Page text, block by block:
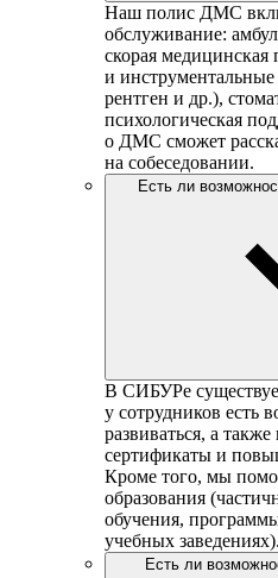
Наш полис ДМС
обслуживание:
скорая
и
рентген и др.),
психологическая
о ДМС сможет
на собеседовании.
Есть ли
В СИБУРе
у сотрудников есть
развиваться, а
сертификаты и
Кроме того, мы
образования
обучения,
учебных заведениях).
Есть ли